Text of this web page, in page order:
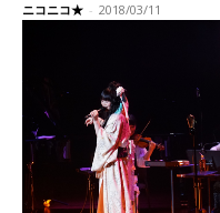
ニコニコ★ - 2018/03/11